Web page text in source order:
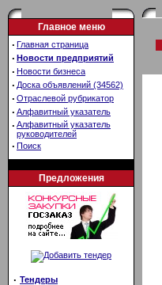
Главное меню
· Главная страница
· Новости предприятий
· Новости бизнеса
· Доска объявлений (34562)
· Отраслевой рубрикатор
· Алфавитный указатель
· Алфавитный указатель
руководителей
· Поиск
Предложения
· Тендеры